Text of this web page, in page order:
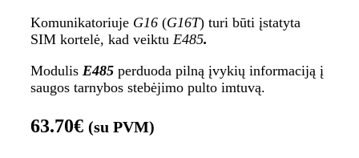
Komunikatoriuje G16 (G16T) turi būti įstatyta
SIM kortelė, kad veiktu E485.
Modulis E485perduoda pilną įvykių informaciją į
saugos tarnybos stebėjimo pulto imtuvą.
63.70€ (su PVM)